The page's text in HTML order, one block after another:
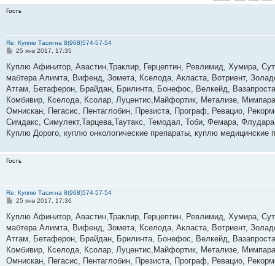
Гость
Re: Куплю Тасигна 8(968)574-57-54
С
о
б
щ
е
и
е
25 янв 2017, 17:35
Куплю Афинитор, Авастин,Траклир, Герцептин, Ревлимид, Хумира,
мабтера Алимта, Вифенд, Зомета, Кселода, Акласта, Вотриент,
Атгам, Бетаферон, Брайдан, Брилинта, Бонефос, Велкейд,
Комбивир, Кселода, Ксолар, Луцентис,Майфортик, Метализе,
Омнискан, Пегасис, Пентаглобин, Презиста, Програф, Ревацио,
Симдакс, Симулект,Тарцева,Таутакс, Темодал, Тоби, Фемара,
Куплю Дорого, куплю онкологические препараты, куплю медицинские
Гость
Re: Куплю Тасигна 8(968)574-57-54
С
о
б
щ
е
и
е
25 янв 2017, 17:36
Куплю Афинитор, Авастин,Траклир, Герцептин, Ревлимид, Хумира,
мабтера Алимта, Вифенд, Зомета, Кселода, Акласта, Вотриент,
Атгам, Бетаферон, Брайдан, Брилинта, Бонефос, Велкейд,
Комбивир, Кселода, Ксолар, Луцентис,Майфортик, Метализе,
Омнискан, Пегасис, Пентаглобин, Презиста, Програф, Ревацио,